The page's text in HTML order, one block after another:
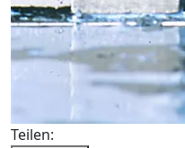
Teilen: